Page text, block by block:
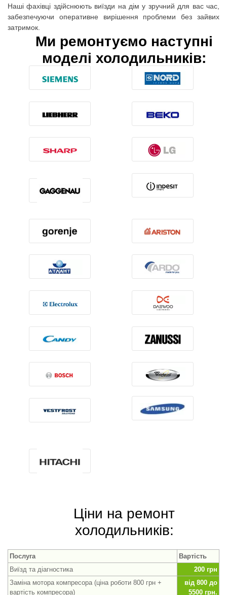
Наші фахівці здійснюють виїзди на дім у зручний для вас час,
забезпечуючи оперативне вирішення проблеми без зайвих
затримок.
Ми ремонтуємо наступні
моделі холодильників:
Ціни на ремонт
холодильників:
Послуга
Вартість
Виїзд та діагностика
200 грн
Заміна мотора компресора (ціна роботи 800 грн +
вартість компресора)
від 800 до
5500 грн.